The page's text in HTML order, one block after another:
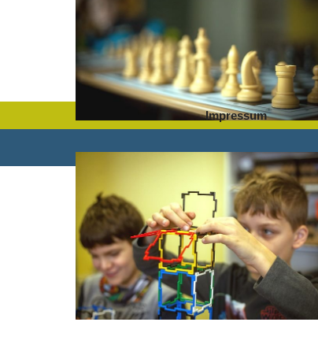
Impressum